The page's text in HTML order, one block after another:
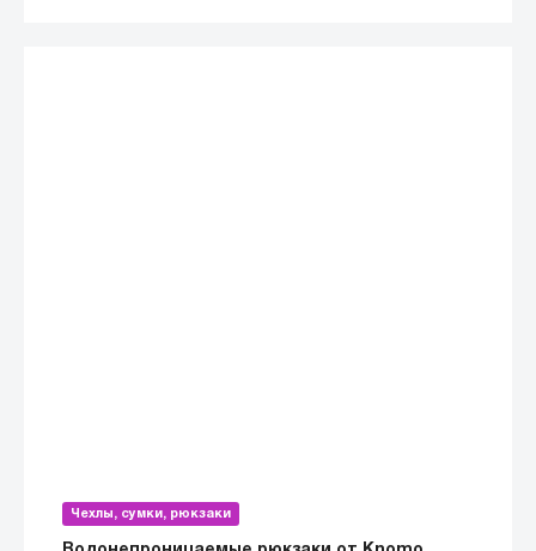
Чехлы, сумки, рюкзаки